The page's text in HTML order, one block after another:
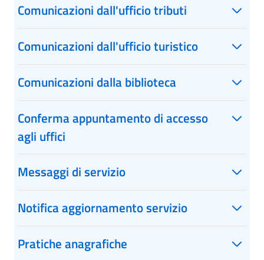
Comunicazioni dall'ufficio tributi
Comunicazioni dall'ufficio turistico
Comunicazioni dalla biblioteca
Conferma appuntamento di accesso
agli uffici
Messaggi di servizio
Notifica aggiornamento servizio
Pratiche anagrafiche